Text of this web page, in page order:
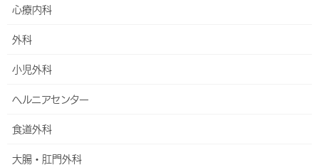
総合内科
呼吸器内科
睡眠時無呼吸症候群(SAS)外来
循環器内科
心臓リハビリテーション
不整脈外来
心療内科
外科
小児外科
ヘルニアセンター
食道外科
大腸・肛門外科